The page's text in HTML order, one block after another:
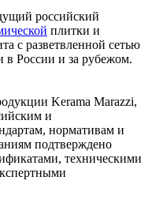
российский
плитки и
с разветвленной сетью
в России и за рубежом.
Kerama Marazzi,
и
нормативам и
подтверждено
техническими